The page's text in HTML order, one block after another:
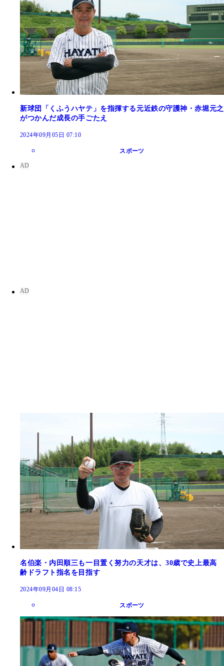
新球団「くふうハヤテ」を指揮する元近鉄の守護神・赤堀元之
がつかんだ成長の手ごたえ
2024年09月05日 07:10
スポーツ
名伯楽・内田順三も一目置く努力の天才は、30歳で史上最高
齢ドラフト指名を目指す
2024年09月04日 08:15
スポーツ